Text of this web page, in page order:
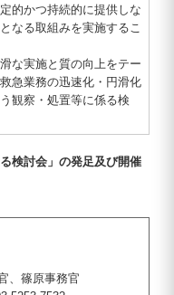
的かつ持続的に提供しな
なる取組みを実施するこ
な実施と質の向上をテー
急業務の迅速化・円滑化
観察・処置等に係る検
検討会」の発足及び開催
、篠原事務官